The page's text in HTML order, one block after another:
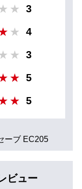
3
4
3
5
5
ーブ EC205
ビュー